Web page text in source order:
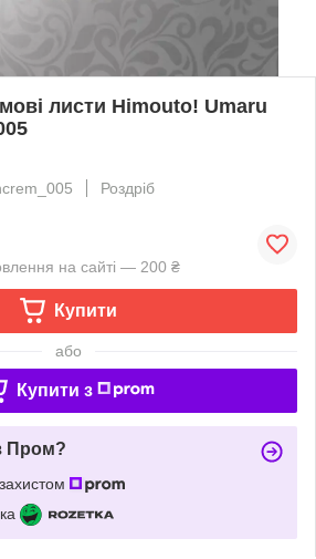
листи Himouto! Umaru
Роздріб
на сайті — 200 ₴
Купити
або
Купити з
Пром?